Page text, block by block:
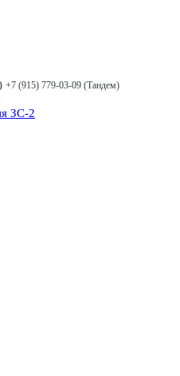
+7 (915) 779-03-09 (Тандем)
ЗС-2